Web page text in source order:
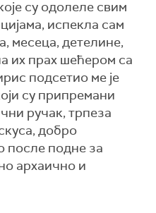
су одолеле свим
испекла сам
месеца, детелине,
их прах шећером са
подсетио ме је
су припремани
ручак, трпеза
добро
после подне за
архаично и